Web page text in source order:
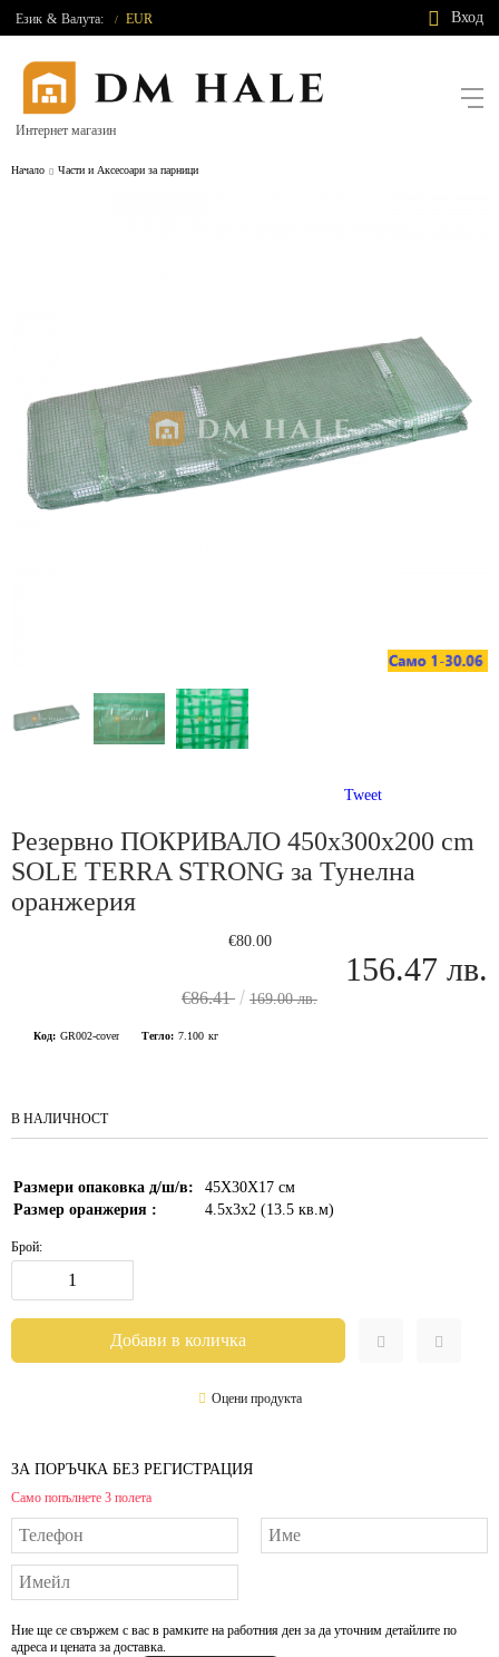
Език & Валута: / EUR Вход
Интернет магазин
Начало Части и Аксесоари за парници
Tweet
Резервно ПОКРИВАЛО 450x300x200 cm
SOLE TERRA STRONG за Тунелна
оранжерия
€80.00
156.47 лв.
€86.41 169.00 лв.
Код: GR002-cover Тегло: 7.100 кг
В НАЛИЧНОСТ
Размери опаковка д/ш/в: 45X30X17 см
Размер оранжерия :
4.5х3х2 (13.5 кв.м)
Брой:
Оцени продукта
ЗА ПОРЪЧКА БЕЗ РЕГИСТРАЦИЯ
Само попълнете 3 полета
Ние ще се свържем с вас в рамките на работния ден за да уточним детайлите по
адреса и цената за доставка.